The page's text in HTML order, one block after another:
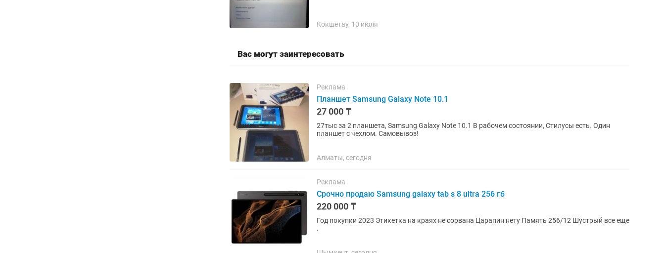
Кокшетау, 10 июля
Вас могут заинтересовать
Реклама
Планшет Samsung Galaxy Note 10.1
27 000 ₸
27тыс за 2 планшета, Samsung Galaxy Note 10.1 В рабочем состоянии, Стилусы есть. Один
планшет с чехлом. Самовывоз!
Алматы, сегодня
Реклама
Срочно продаю Samsung galaxy tab s 8 ultra 256 гб
220 000 ₸
Год покупки 2023 Этикетка на краях не сорвана Царапин нету Память 256/12 Шустрый все еще
.